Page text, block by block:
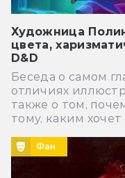
Художница
цвета,
D&D
Беседа о самом
отличиях
также о том,
тому, каким
Фан